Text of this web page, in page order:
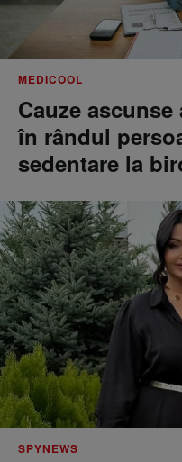
MEDICOOL
Cauze
în rândul
sedentare la
SPYNEWS